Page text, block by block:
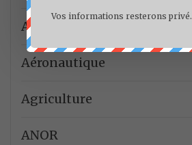
Administration Territoriale
Aéronautique
Agriculture
ANOR
Vos informations resterons privé.